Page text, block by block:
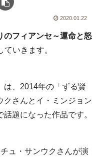
2020.01.22
のフィアンセ～運命と怒
いきます。
は、2014年の「ずる賢
クさんとイ・ミンジョン
題になった作品です。
ュ・サンウクさんが演